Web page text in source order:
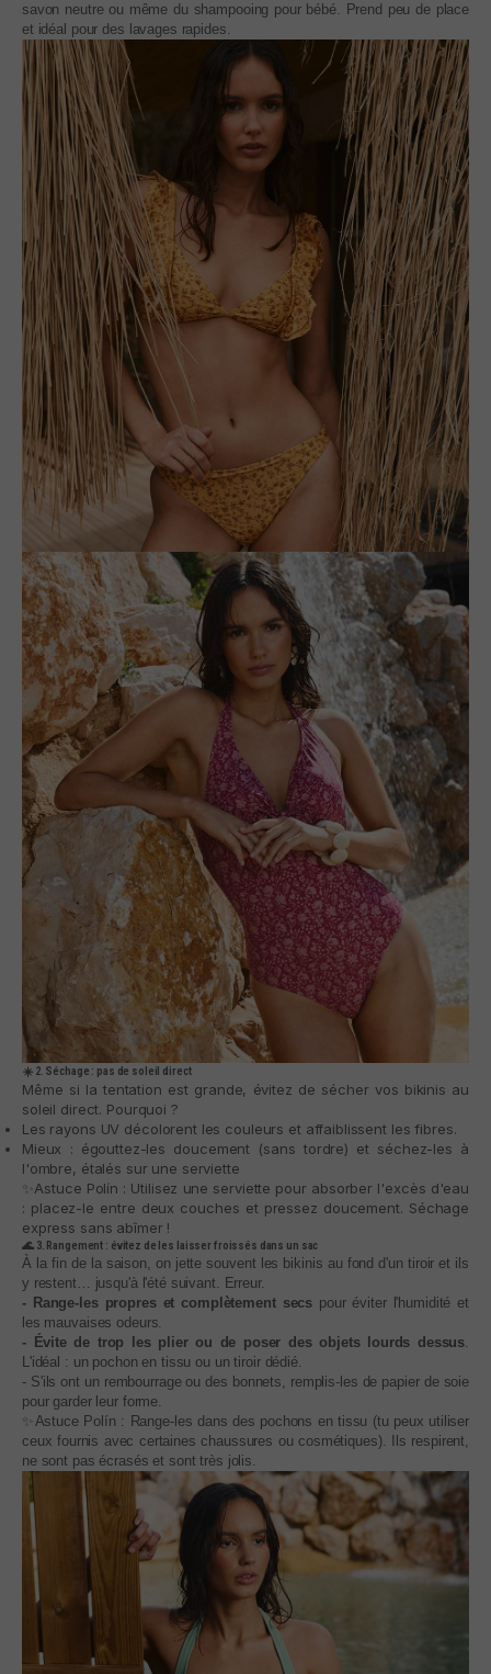
savon neutre ou même du shampooing pour bébé. Prend peu de place
et idéal pour des lavages rapides.
☀️ 2. Séchage : pas de soleil direct
Même si la tentation est grande, évitez de sécher vos bikinis au
soleil direct. Pourquoi ?
Les rayons UV décolorent les couleurs et affaiblissent les fibres.
Mieux : égouttez-les doucement (sans tordre) et séchez-les à
l'ombre, étalés sur une serviette
✨Astuce Polín : Utilisez une serviette pour absorber l'excès d'eau
: placez-le entre deux couches et pressez doucement. Séchage
express sans abîmer !
🌊 3. Rangement : évitez de les laisser froissés dans un sac
À la fin de la saison, on jette souvent les bikinis au fond d'un tiroir et ils
y restent… jusqu'à l'été suivant. Erreur.
- Range-les propres et complètement secs pour éviter l'humidité et
les mauvaises odeurs.
- Évite de trop les plier ou de poser des objets lourds dessus.
L'idéal : un pochon en tissu ou un tiroir dédié.
- S'ils ont un rembourrage ou des bonnets, remplis-les de papier de soie
pour garder leur forme.
✨Astuce Polín : Range-les dans des pochons en tissu (tu peux utiliser
ceux fournis avec certaines chaussures ou cosmétiques). Ils respirent,
ne sont pas écrasés et sont très jolis.